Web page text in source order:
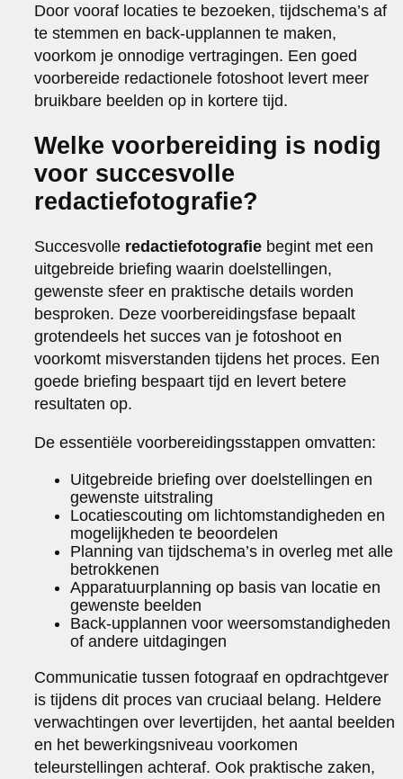
Door vooraf locaties te bezoeken, tijdschema’s af
te stemmen en back-upplannen te maken,
voorkom je onnodige vertragingen. Een goed
voorbereide redactionele fotoshoot levert meer
bruikbare beelden op in kortere tijd.
Welke voorbereiding is nodig
voor succesvolle
redactiefotografie?
Succesvolle redactiefotografie begint met een
uitgebreide briefing waarin doelstellingen,
gewenste sfeer en praktische details worden
besproken. Deze voorbereidingsfase bepaalt
grotendeels het succes van je fotoshoot en
voorkomt misverstanden tijdens het proces. Een
goede briefing bespaart tijd en levert betere
resultaten op.
De essentiële voorbereidingsstappen omvatten:
Uitgebreide briefing over doelstellingen en
gewenste uitstraling
Locatiescouting om lichtomstandigheden en
mogelijkheden te beoordelen
Planning van tijdschema’s in overleg met alle
betrokkenen
Apparatuurplanning op basis van locatie en
gewenste beelden
Back-upplannen voor weersomstandigheden
of andere uitdagingen
Communicatie tussen fotograaf en opdrachtgever
is tijdens dit proces van cruciaal belang. Heldere
verwachtingen over levertijden, het aantal beelden
en het bewerkingsniveau voorkomen
teleurstellingen achteraf. Ook praktische zaken,